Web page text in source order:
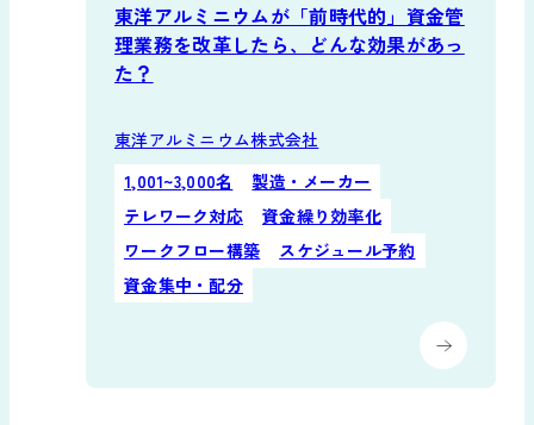
東洋アルミニウムが「前時代的」資金管
理業務を改革したら、どんな効果があっ
た？
東洋アルミニウム株式会社
1,001~3,000名
製造・メーカー
テレワーク対応
資金繰り効率化
ワークフロー構築
スケジュール予約
資金集中・配分